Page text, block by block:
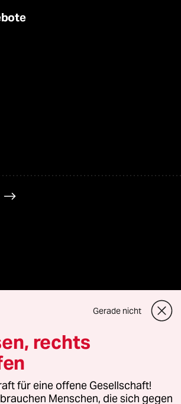
und Vertriebs GmbH
Bei rechtlichen Fragen oder für Genehmigungen
lizenzen@taz.de
Gerade nicht
rechts
für eine offene Gesellschaft!
Menschen, die sich gegen